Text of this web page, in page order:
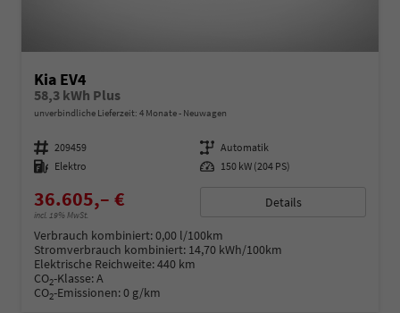
Kia EV4
58,3 kWh Plus
unverbindliche Lieferzeit: 4 Monate Neuwagen
Fahrzeugnummer 209459 Getriebe Automatik
Kraftstoff Elektro Leistung 150 kW (204 PS)
36.605,– €
incl. 19% MwSt.
Details
Verbrauch kombiniert:0,00 l/100km
Stromverbrauch kombiniert: 14,70 kWh/100km
Elektrische Reichweite:440 km
CO2-Klasse:A
CO2-Emissionen:0 g/km